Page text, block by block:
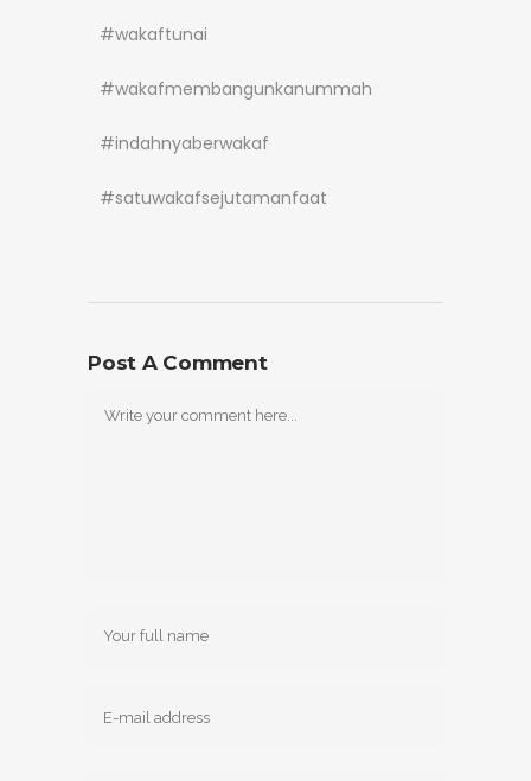
#wakaftunai
#wakafmembangunkanummah
#indahnyaberwakaf
#satuwakafsejutamanfaat
Post A Comment